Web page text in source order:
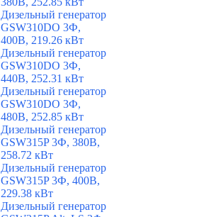
Дизельный генератор
GSW310DO 3Ф,
400В, 219.26 кВт
Дизельный генератор
GSW310DO 3Ф,
440В, 252.31 кВт
Дизельный генератор
GSW310DO 3Ф,
480В, 252.85 кВт
Дизельный генератор
GSW315P 3Ф, 380В,
258.72 кВт
Дизельный генератор
GSW315P 3Ф, 400В,
229.38 кВт
Дизельный генератор